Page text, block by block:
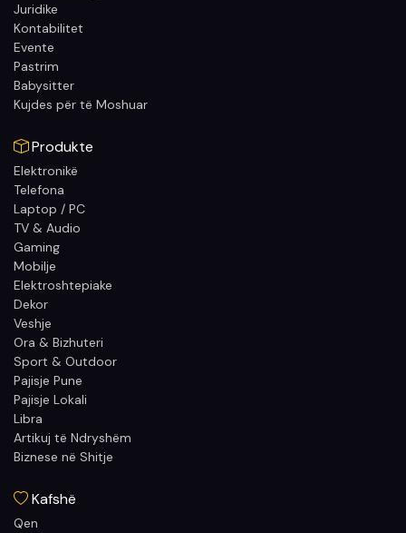
Juridike
Kontabilitet
Evente
Pastrim
Babysitter
Kujdes për të Moshuar
Produkte
Elektronikë
Telefona
Laptop / PC
TV & Audio
Gaming
Mobilje
Elektroshtepiake
Dekor
Veshje
Ora & Bizhuteri
Sport & Outdoor
Pajisje Pune
Pajisje Lokali
Libra
Artikuj të Ndryshëm
Biznese në Shitje
Kafshë
Qen